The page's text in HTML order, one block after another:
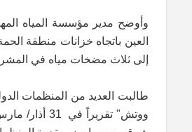
وأوضح مدير مؤسسة المياه
إلى ثلاث مضخات مياه في
طالبت العديد من المنظمات
ووتش"